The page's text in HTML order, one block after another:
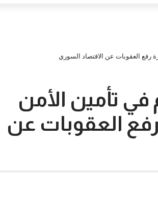
رفع العقوبات عن الاقتصاد السوري
تأمين الأمن
العقوبات عن